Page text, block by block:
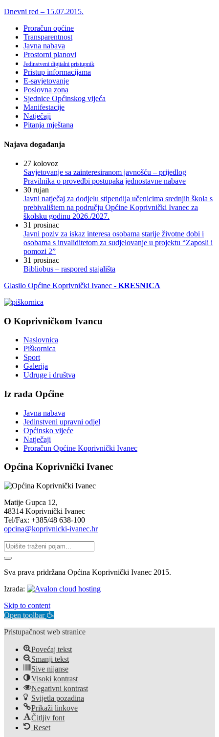
Dnevni red – 15.07.2015.
Proračun općine
Transparentnost
Javna nabava
Prostorni planovi
Jedinstveni digitalni pristupnik
Pristup informacijama
E-savjetovanje
Poslovna zona
Sjednice Općinskog vijeća
Manifestacije
Natječaji
Pitanja mještana
Najava događanja
27 kolovoz
Savjetovanje sa zainteresiranom javnošću – prijedlog
Pravilnika o provedbi postupaka jednostavne nabave
30 rujan
Javni natječaj za dodjelu stipendija učenicima srednjih škola s
prebivalištem na području Općine Koprivnički Ivanec za
školsku godinu 2026./2027.
31 prosinac
Javni poziv za iskaz interesa osobama starije životne dobi i
osobama s invaliditetom za sudjelovanje u projektu “Zaposli i
pomozi 2”
31 prosinac
Bibliobus – raspored stajališta
Glasilo Općine Koprivnički Ivanec - KRESNICA
O Koprivničkom Ivancu
Naslovnica
Piškornica
Sport
Galerija
Udruge i društva
Iz rada Općine
Javna nabava
Jedinstveni upravni odjel
Općinsko vijeće
Natječaji
Proračun Općine Koprivnički Ivanec
Općina Koprivnički Ivanec
Matije Gupca 12,
48314 Koprivnički Ivanec
Tel/Fax: +385/48 638-100
opcina@koprivnicki-ivanec.hr
Sva prava pridržana Općina Koprivnički Ivanec 2015.
Izrada:
Skip to content
Open toolbar
Pristupačnost web stranice
Povećaj tekst
Smanji tekst
Sive nijanse
Visoki kontrast
Negativni kontrast
Svijetla pozadina
Prikaži linkove
Čitljiv font
Reset